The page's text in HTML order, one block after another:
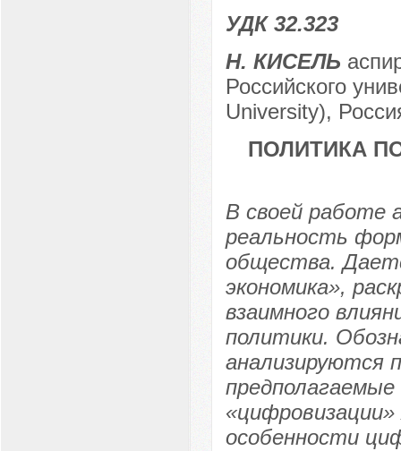
УДК 32.323
Н. КИСЕЛЬ
Российского
University),
ПОЛИТИКА
В своей работе
реальность
общества.
экономика»,
взаимного
политики.
анализируются
особенности